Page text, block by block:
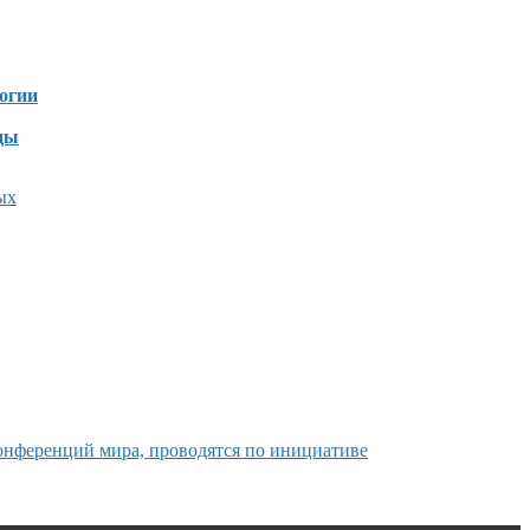
мира, проводятся по инициативе